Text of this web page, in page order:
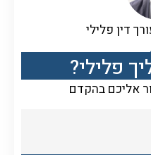
דין פלילי
פלילי?
אליכם בהקדם